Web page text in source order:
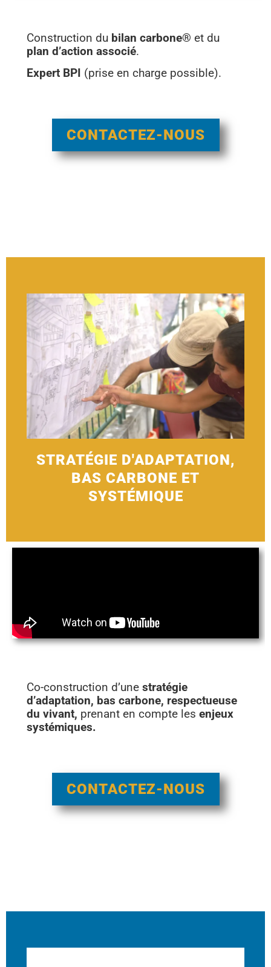
Construction du bilan carbone® et du
plan d’action associé.
Expert BPI (prise en charge possible).
CONTACTEZ-NOUS
STRATÉGIE D'ADAPTATION,
BAS CARBONE ET
SYSTÉMIQUE
Co-construction d’unestratégie
d’adaptation, bas carbone, respectueuse
du vivant, prenant en compte lesenjeux
systémiques.
CONTACTEZ-NOUS